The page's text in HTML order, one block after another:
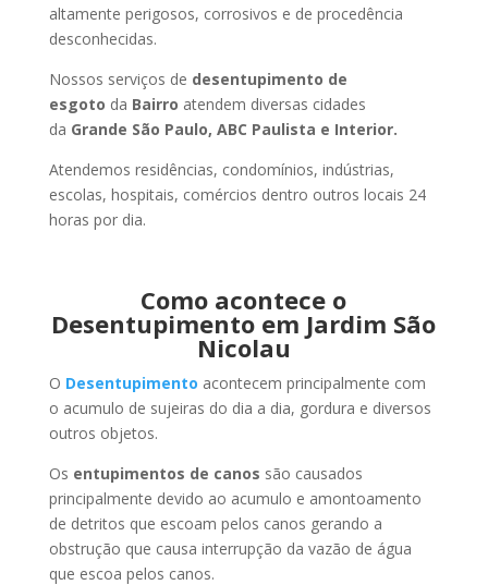
altamente perigosos, corrosivos e de procedência
desconhecidas.
Nossos serviços de desentupimento de
esgoto da Bairro atendem diversas cidades
da Grande São Paulo, ABC Paulista e Interior.
Atendemos residências, condomínios, indústrias,
escolas, hospitais, comércios dentro outros locais 24
horas por dia.
Como acontece o
Desentupimento em Jardim São
Nicolau
O Desentupimento acontecem principalmente com
o acumulo de sujeiras do dia a dia, gordura e diversos
outros objetos.
Os entupimentos de canos são causados
principalmente devido ao acumulo e amontoamento
de detritos que escoam pelos canos gerando a
obstrução que causa interrupção da vazão de água
que escoa pelos canos.